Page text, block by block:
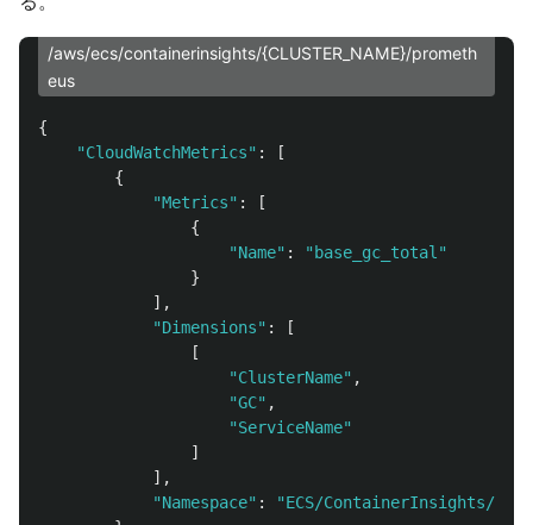
/aws/ecs/containerinsights/{CLUSTER_NAME}/prometh
eus
{
"CloudWatchMetrics" :
[
{
"Metrics" :
[
{
"Name" : " base_gc_total"
}
],
"Dimensions" :
[
[
"ClusterName" ,
"GC" ,
"ServiceName"
]
],
"Namespace" : "ECS/ContainerInsights/